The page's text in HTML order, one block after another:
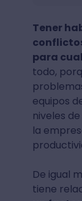
Tener
para
todo,
equipos
niveles
la
De igual
tiene